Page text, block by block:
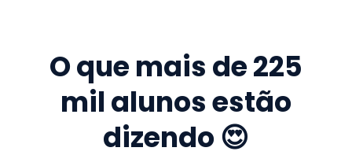
O que mais de225
mil alunos estão
dizendo 😍